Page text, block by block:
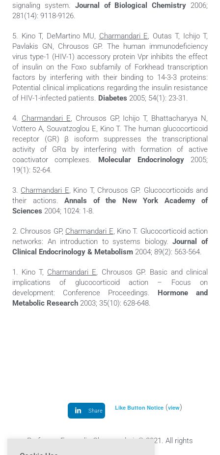
signaling system. Journal of Biological Chemistry2006;
281(14): 9118-9126.
5. Kino T, DeMartino MU, Charmandari E, Outas T, Ichijo T,
Pavlakis GN, Chrousos GP. The human immunodeficiency
virus type-1 (HIV-1) accessory protein Vpr inhibits the effect
of insulin on the Foxo subfamily of Forkhead transcription
factors by interfering with their binding to 14-3-3 proteins:
Potential clinical implications regarding the insulin resistance
of HIV-1-infected patients. Diabetes 2005; 54(1): 23-31.
4. Charmandari E, Chrousos GP, Ichijo T, Bhattacharyya N,
Vottero A, Souvatzoglou E, Kino T. The human glucocorticoid
receptor (GR) β isoform suppresses the transcriptional
activity of GRα by interfering with formation of active
coactivator complexes. Molecular Endocrinology2005;
19(1): 52-64.
3. Charmandari E, Kino T, Chrousos GP. Glucocorticoids and
their actions. Annals of the New York Academy of
Sciences 2004; 1024: 1-8.
2. Chrousos GP, Charmandari E, Kino T. Glucocorticoid action
networks: An introduction to systems biology.Journal of
Clinical Endocrinology & Metabolism 2004; 89(2): 563-564.
1. Kino T, Charmandari E, Chrousos GP. Basic and clinical
implications of glucocorticoid action – Focus on
development: Conference Proceedings. Hormone and
Metabolic Research 2003; 35(10): 628-648.
Share Like Button Notice (view)
Professor Evangelia Charmandari © 2021. All rights